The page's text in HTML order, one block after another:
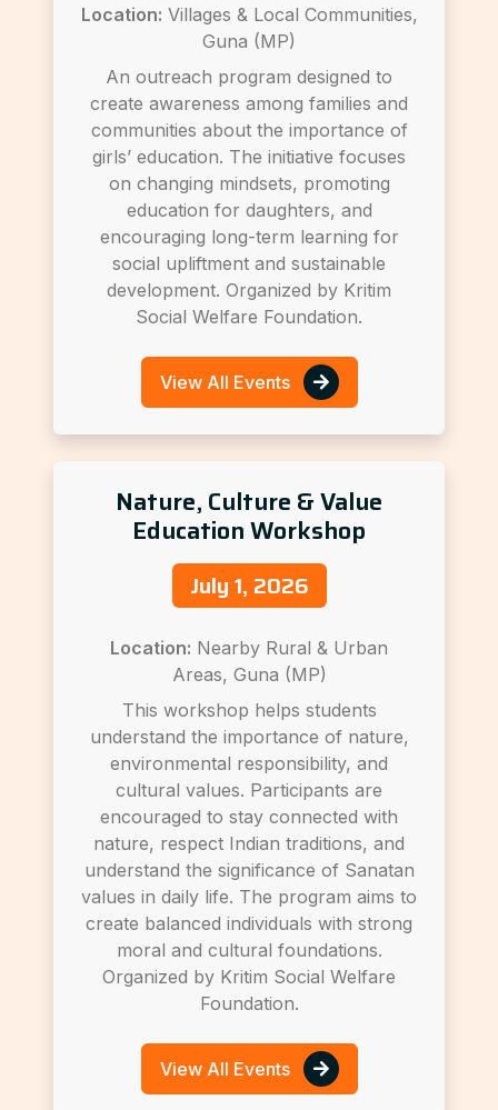
Location: Villages & Local Communities,
Guna (MP)
An outreach program designed to
create awareness among families and
communities about the importance of
girls’ education. The initiative focuses
on changing mindsets, promoting
education for daughters, and
encouraging long-term learning for
social upliftment and sustainable
development. Organized by Kritim
Social Welfare Foundation.
View All Events
Nature, Culture & Value
Education Workshop
July 1, 2026
Location: Nearby Rural & Urban
Areas, Guna (MP)
This workshop helps students
understand the importance of nature,
environmental responsibility, and
cultural values. Participants are
encouraged to stay connected with
nature, respect Indian traditions, and
understand the significance of Sanatan
values in daily life. The program aims to
create balanced individuals with strong
moral and cultural foundations.
Organized by Kritim Social Welfare
Foundation.
View All Events